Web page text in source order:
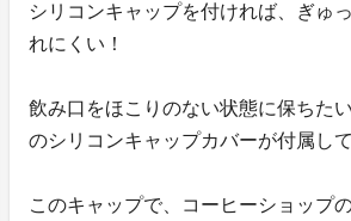
シリコンキャップを付ければ、ぎゅ
れにくい！
飲み口をほこりのない状態に保ちた
のシリコンキャップカバーが付属して
このキャップで、コーヒーショップ